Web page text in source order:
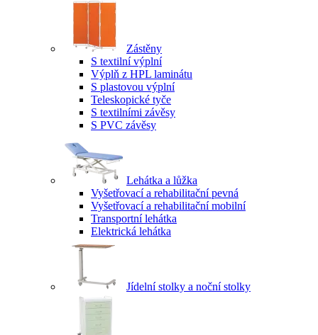
Zástěny
S textilní výplní
Výplň z HPL laminátu
S plastovou výplní
Teleskopické tyče
S textilními závěsy
S PVC závěsy
Lehátka a lůžka
Vyšetřovací a rehabilitační pevná
Vyšetřovací a rehabilitační mobilní
Transportní lehátka
Elektrická lehátka
Jídelní stolky a noční stolky